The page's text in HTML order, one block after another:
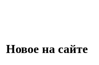
Новое на сайте